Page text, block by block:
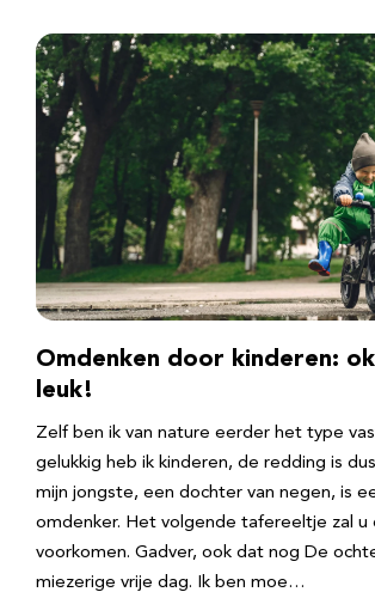
Omdenken door kinderen:
leuk!
Zelf ben ik van nature eerder het type
gelukkig heb ik kinderen, de redding is
mijn jongste, een dochter van negen, is
omdenker. Het volgende tafereeltje zal u
voorkomen. Gadver, ook dat nog De
miezerige vrije dag. Ik ben moe…